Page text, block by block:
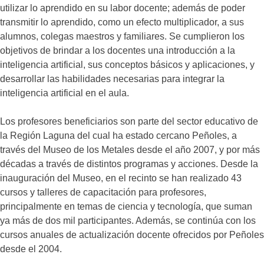
utilizar lo aprendido en su labor docente; además de poder
transmitir lo aprendido, como un efecto multiplicador, a sus
alumnos, colegas maestros y familiares. Se cumplieron los
objetivos de brindar a los docentes una introducción a la
inteligencia artificial, sus conceptos básicos y aplicaciones, y
desarrollar las habilidades necesarias para integrar la
inteligencia artificial en el aula.
Los profesores beneficiarios son parte del sector educativo de
la Región Laguna del cual ha estado cercano Peñoles, a
través del Museo de los Metales desde el año 2007, y por más
décadas a través de distintos programas y acciones. Desde la
inauguración del Museo, en el recinto se han realizado 43
cursos y talleres de capacitación para profesores,
principalmente en temas de ciencia y tecnología, que suman
ya más de dos mil participantes. Además, se continúa con los
cursos anuales de actualización docente ofrecidos por Peñoles
desde el 2004.